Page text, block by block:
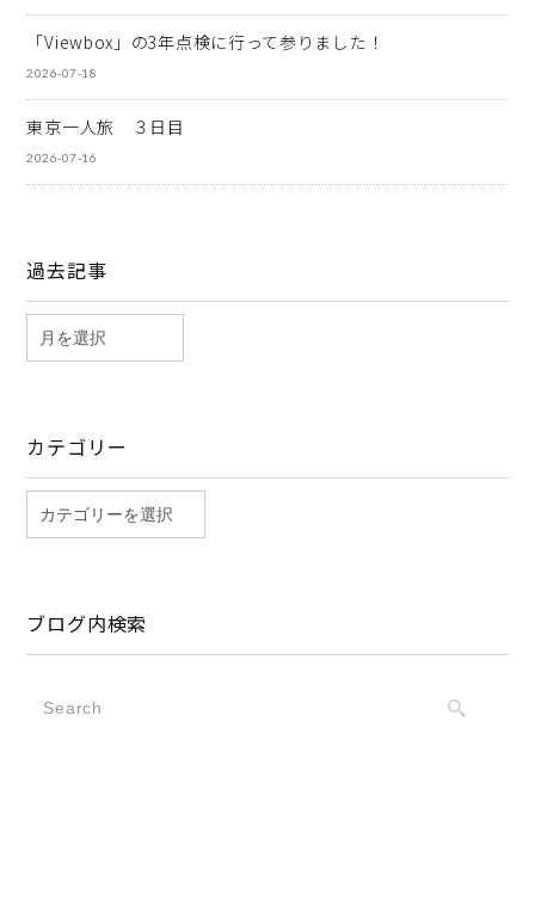
「Viewbox」の3年点検に行って参りました！
2026-07-18
東京一人旅 ３日目
2026-07-16
過去記事
カテゴリー
ブログ内検索